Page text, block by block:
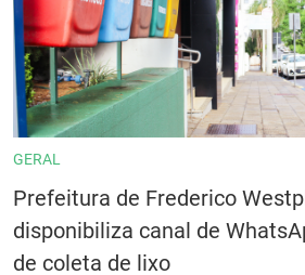
GERAL
Prefeitura de Frederico
disponibiliza canal de
de coleta de lixo